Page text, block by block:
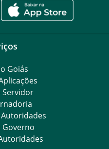
Goiás
Servidor
Governo